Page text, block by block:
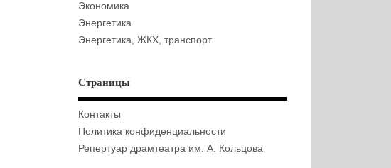
Экономика
Энергетика
Энергетика, ЖКХ, транспорт
Страницы
Контакты
Политика конфиденциальности
Репертуар драмтеатра им. А. Кольцова